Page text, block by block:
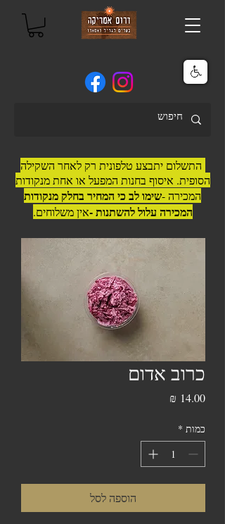
התשלום יתבצע טלפונית רק לאחר השקילה
הסופית. איסוף בחנות המפעל או אחת מנקודות
המכירה -שימו לב כי המחיר בחלק מנקודות
המכירה עלול להשתנות -אין משלוחים.
כרוב אדום
כמות *
הוספה לסל